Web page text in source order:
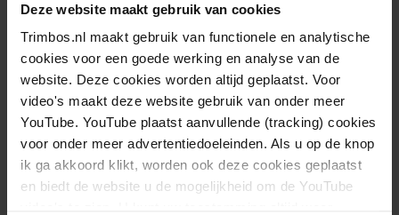
Deze website maakt gebruik van cookies
Trimbos.nl maakt gebruik van functionele en analytische
cookies voor een goede werking en analyse van de
website. Deze cookies worden altijd geplaatst. Voor
video's maakt deze website gebruik van onder meer
YouTube. YouTube plaatst aanvullende (tracking) cookies
voor onder meer advertentiedoeleinden. Als u op de knop
ik ga akkoord klikt, worden ook deze cookies geplaatst
en biedt de website u de mogelijkheid om de YouTube
Op zoek naar fysieke producten?
Bijvoorbeeld campagne of cursusmateriaal?
bezoek de webwinkel